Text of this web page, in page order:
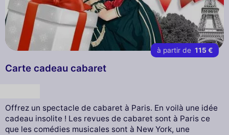
à partir de 115 €
Carte cadeau cabaret
Offrez un spectacle de cabaret à Paris. En voilà une idée
cadeau insolite ! Les revues de cabaret sont à Paris ce
que les comédies musicales sont à New York, une